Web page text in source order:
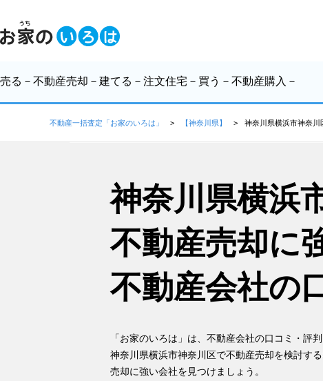
売る －不動産売却－ 建てる －注文住宅－ 買う －不動産購入－
不動産一括査定「お家のいろは」 【神奈川県】 神奈川県横浜市神奈
神奈川県横浜
不動産売却に
不動産会社の
「お家のいろは」は、不動産会社の口コミ・評
神奈川県横浜市神奈川区で不動産売却を検討す
売却に強い会社を見つけましょう。